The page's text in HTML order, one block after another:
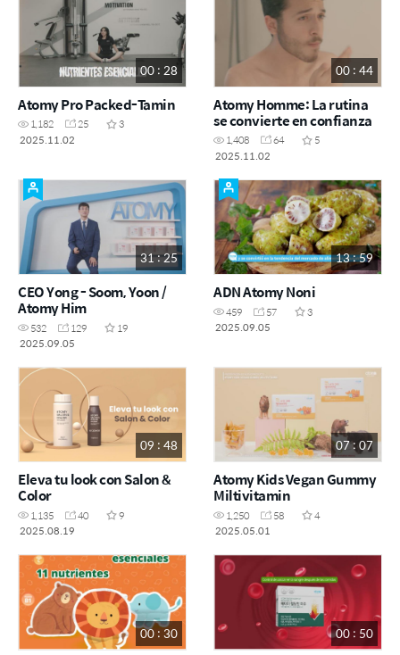
00 : 28
Atomy Pro Packed-Tamin
1,182 25
3
2025.11.02
00 : 44
Atomy Homme: La rutina
se convierte en confianza
1,408 64
5
2025.11.02
31 : 25
CEO Yong - Soom, Yoon /
Atomy Him
532 129
19
2025.09.05
13 : 59
ADN Atomy Noni
459 57
3
2025.09.05
09 : 48
Eleva tu look con Salon &
Color
1,135 40
9
2025.08.19
07 : 07
Atomy Kids Vegan Gummy
Miltivitamin
1,250 58
4
2025.05.01
00 : 30 00 : 50